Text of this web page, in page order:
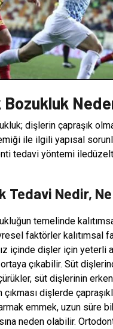
Bozukluk
dişlerin çapraşık
ile ilgili yapısal
tedavi yöntemi
Tedavi Nedir,
temelinde
faktörler kalıtımsal
içinde dişler için yeterli
çıkabilir. Süt
süt dişlerinin
dişlerde
emmek, uzun süre
neden olabilir.